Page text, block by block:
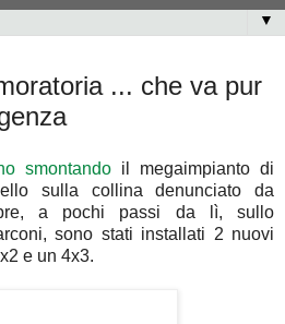
▼
... che va pur
smontando il megaimpianto di
sulla collina denunciato da
a pochi passi da lì, sullo
sono stati installati 2 nuovi
e un 4x3.